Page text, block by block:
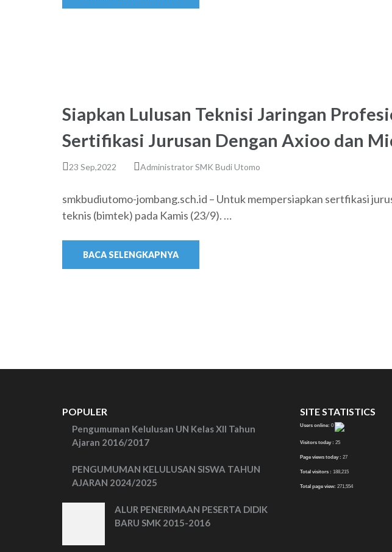
Siapkan Lulusan Teknisi Jaringan
Sertifikasi Jurusan Dengan Axioo dan
23 Sep,2022 Administrator SMK Budi Utomo
smkbudiutomo-jombang.sch.id – Untuk mempersiapkan sertfikasi
teknis (bimtek) pada Kamis (23/9). …
BACA SELENGKAPNYA
POPULER
Pengumuman Kelulusan UN Kelas XII Tahun
Ajaran 2016/2017
PENGUMUMAN KELULUSAN SISWA TAHUN
AJARAN 2024/2025
ALUR PENERIMAAN PESERTA DIDIK
BARU SMK 2015-2016
SITE STATISTICS
Users online: 0
Visitors today : 25
Page views today : 27
Total visitors : 188,215
Total page view: 271,554